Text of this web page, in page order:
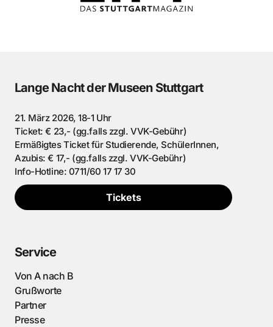
Lange Nacht der Museen Stuttgart
21. März 2026, 18-1 Uhr
Ticket: € 23,- (gg.falls zzgl. VVK-Gebühr)
Ermäßigtes Ticket für Studierende, SchülerInnen,
Azubis: € 17,- (gg.falls zzgl. VVK-Gebühr)
Info-Hotline: 0711/60 17 17 30
Tickets
Service
Von A nach B
Grußworte
Partner
Presse